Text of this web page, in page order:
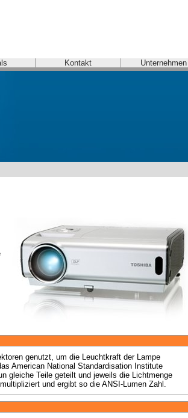
Kontakt Unternehmen
genutzt, um die Leuchtkraft der Lampe
American National Standardisation Institute
gleiche Teile geteilt und jeweils die Lichtmenge